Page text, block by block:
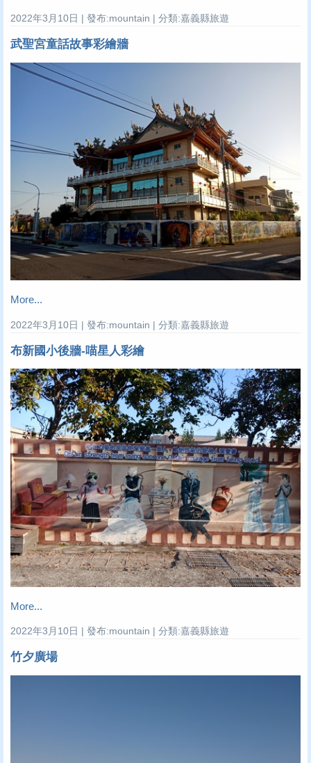
2022年3月10日 | 發布:mountain | 分類:嘉義縣旅遊
武聖宮童話故事彩繪牆
More...
2022年3月10日 | 發布:mountain | 分類:嘉義縣旅遊
布新國小後牆-喵星人彩繪
More...
2022年3月10日 | 發布:mountain | 分類:嘉義縣旅遊
竹夕廣場